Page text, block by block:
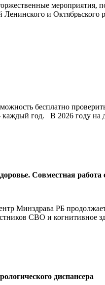
мероприятия,
и
бесплатно
каждый год. В 2026 году
Совместная работа
Минздрава РБ
СВО и когнитивное
диспансера